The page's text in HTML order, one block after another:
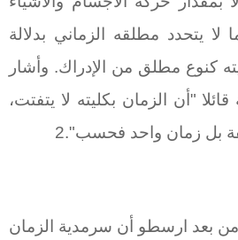
يتحدد مطلقه الزماني بدلالة
كنوع مطلق من الإدراك. وأشار
"أن الزمان بكليته لا يتفتت،
بل زمان واحد فحسب".2
بعد ارسطو أن سرمدية الزمان